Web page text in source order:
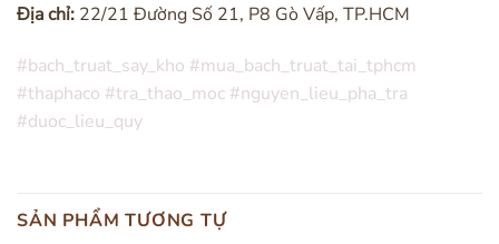
Địa chỉ: 22/21 Đường Số 21, P8 Gò Vấp, TP.HCM
#bach_truat_say_kho #mua_bach_truat_tai_tphcm
#thaphaco #tra_thao_moc #nguyen_lieu_pha_tra
#duoc_lieu_quy
SẢN PHẨM TƯƠNG TỰ